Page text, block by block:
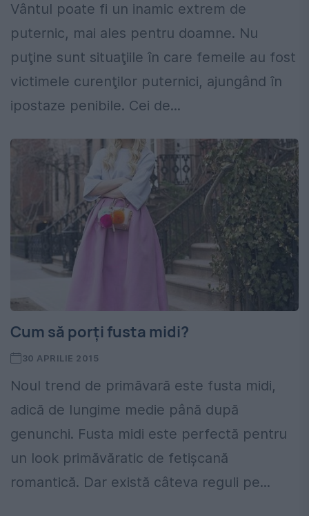
Vântul poate fi un inamic extrem de
puternic, mai ales pentru doamne. Nu
puţine sunt situaţiile în care femeile au fost
victimele curenţilor puternici, ajungând în
ipostaze penibile. Cei de...
Cum să porți fusta midi?
30 APRILIE 2015
Noul trend de primăvară este fusta midi,
adică de lungime medie până după
genunchi. Fusta midi este perfectă pentru
un look primăvăratic de fetișcană
romantică. Dar există câteva reguli pe...